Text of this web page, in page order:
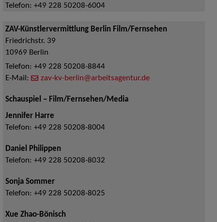
Telefon: +49 228 50208-6004
ZAV-Künstlervermittlung Berlin Film/Fernsehen
Friedrichstr. 39
10969 Berlin
Telefon: +49 228 50208-8844
E-Mail:
zav-kv-berlin@arbeitsagentur.de
Schauspiel – Film/Fernsehen/Media
Jennifer Harre
Telefon: +49 228 50208-8004
Daniel Philippen
Telefon: +49 228 50208-8032
Sonja Sommer
Telefon: +49 228 50208-8025
Xue Zhao-Bönisch